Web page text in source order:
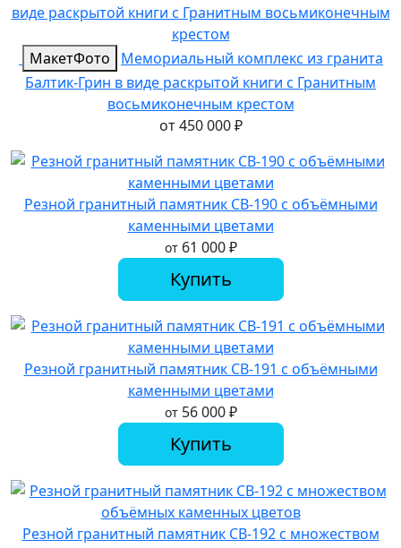
МакетФото
Мемориальный комплекс из гранита
Балтик-Грин в виде раскрытой книги с Гранитным
восьмиконечным крестом
от 450 000₽
Резной гранитный памятник СВ-190 с объёмными
каменными цветами
от 61 000₽
Купить
Резной гранитный памятник СВ-191 с объёмными
каменными цветами
от 56 000₽
Купить
Резной гранитный памятник СВ-192 с множеством